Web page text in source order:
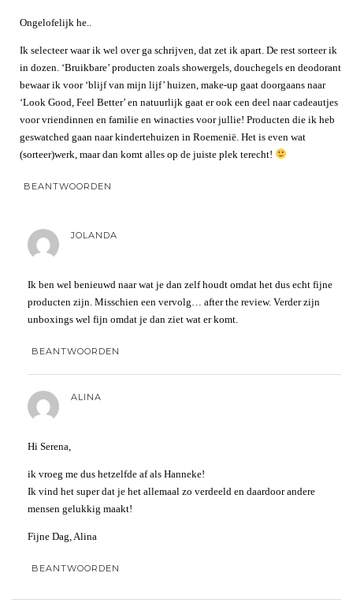
Ongelofelijk he..
Ik selecteer waar ik wel over ga schrijven, dat zet ik apart. De rest sorteer ik
in dozen. ‘Bruikbare’ producten zoals showergels, douchegels en deodorant
bewaar ik voor ‘blijf van mijn lijf’ huizen, make-up gaat doorgaans naar
‘Look Good, Feel Better’ en natuurlijk gaat er ook een deel naar cadeautjes
voor vriendinnen en familie en winacties voor jullie! Producten die ik heb
geswatched gaan naar kindertehuizen in Roemenië. Het is even wat
(sorteer)werk, maar dan komt alles op de juiste plek terecht!
BEANTWOORDEN
JOLANDA
Ik ben wel benieuwd naar wat je dan zelf houdt omdat het dus echt fijne
producten zijn. Misschien een vervolg… after the review. Verder zijn
unboxings wel fijn omdat je dan ziet wat er komt.
BEANTWOORDEN
ALINA
Hi Serena,
ik vroeg me dus hetzelfde af als Hanneke!
Ik vind het super dat je het allemaal zo verdeeld en daardoor andere
mensen gelukkig maakt!
Fijne Dag, Alina
BEANTWOORDEN